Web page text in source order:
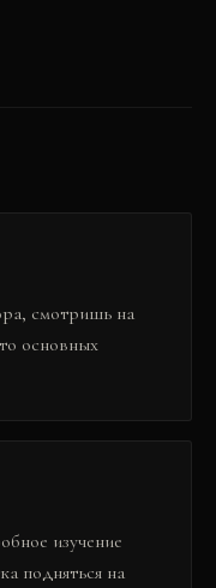
смотришь на
основных
изучение
подняться на